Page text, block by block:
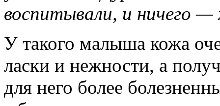
воспитывали, и ничего
У такого малыша кожа
ласки и нежности, а
для него более